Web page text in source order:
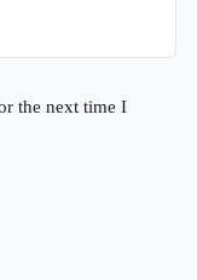
the next time I